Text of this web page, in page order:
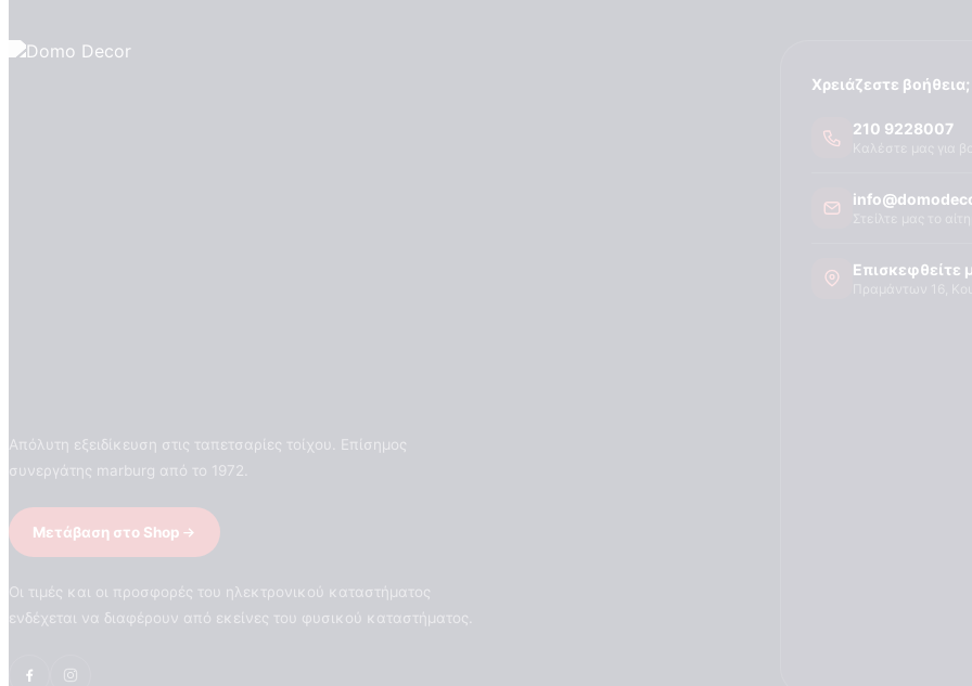
Απόλυτη εξειδίκευση στις ταπετσαρίες τοίχου. Επίσημος
συνεργάτης marburg από το 1972.
Μετάβαση στο Shop
Οι τιμές και οι προσφορές του ηλεκτρονικού καταστήματος
ενδέχεται να διαφέρουν από εκείνες του φυσικού καταστήματος.
Χρειάζεστε βοήθεια;
210 9228007
Επισκεφθείτε